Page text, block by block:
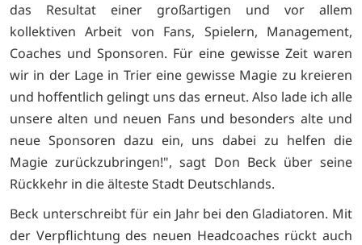
das Resultat einer großartigen und vor allem
kollektiven Arbeit von Fans, Spielern, Management,
Coaches und Sponsoren. Für eine gewisse Zeit waren
wir in der Lage in Trier eine gewisse Magie zu kreieren
und hoffentlich gelingt uns das erneut. Also lade ich alle
unsere alten und neuen Fans und besonders alte und
neue Sponsoren dazu ein, uns dabei zu helfen die
Magie zurückzubringen!", sagt Don Beck über seine
Rückkehr in die älteste Stadt Deutschlands.
Beck unterschreibt für ein Jahr bei den Gladiatoren. Mit
der Verpflichtung des neuen Headcoaches rückt auch